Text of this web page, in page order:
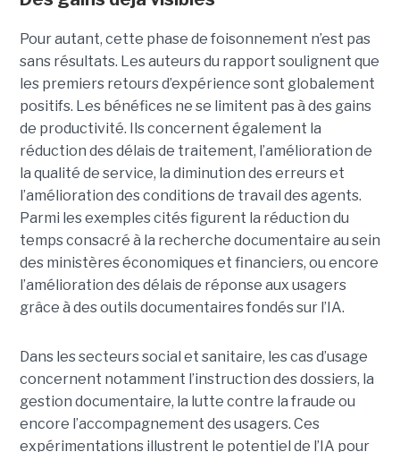
Pour autant, cette phase de foisonnement n’est pas
sans résultats. Les auteurs du rapport soulignent que
les premiers retours d’expérience sont globalement
positifs. Les bénéfices ne se limitent pas à des gains
de productivité. Ils concernent également la
réduction des délais de traitement, l’amélioration de
la qualité de service, la diminution des erreurs et
l’amélioration des conditions de travail des agents.
Parmi les exemples cités figurent la réduction du
temps consacré à la recherche documentaire au sein
des ministères économiques et financiers, ou encore
l’amélioration des délais de réponse aux usagers
grâce à des outils documentaires fondés sur l’IA.
Dans les secteurs social et sanitaire, les cas d’usage
concernent notamment l’instruction des dossiers, la
gestion documentaire, la lutte contre la fraude ou
encore l’accompagnement des usagers. Ces
expérimentations illustrent le potentiel de l’IA pour